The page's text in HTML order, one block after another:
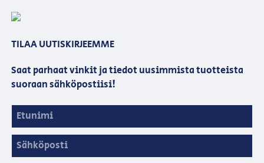
TILAA UUTISKIRJEEMME
Saat parhaat vinkit ja tiedot uusimmista tuotteista
suoraan sähköpostiisi!